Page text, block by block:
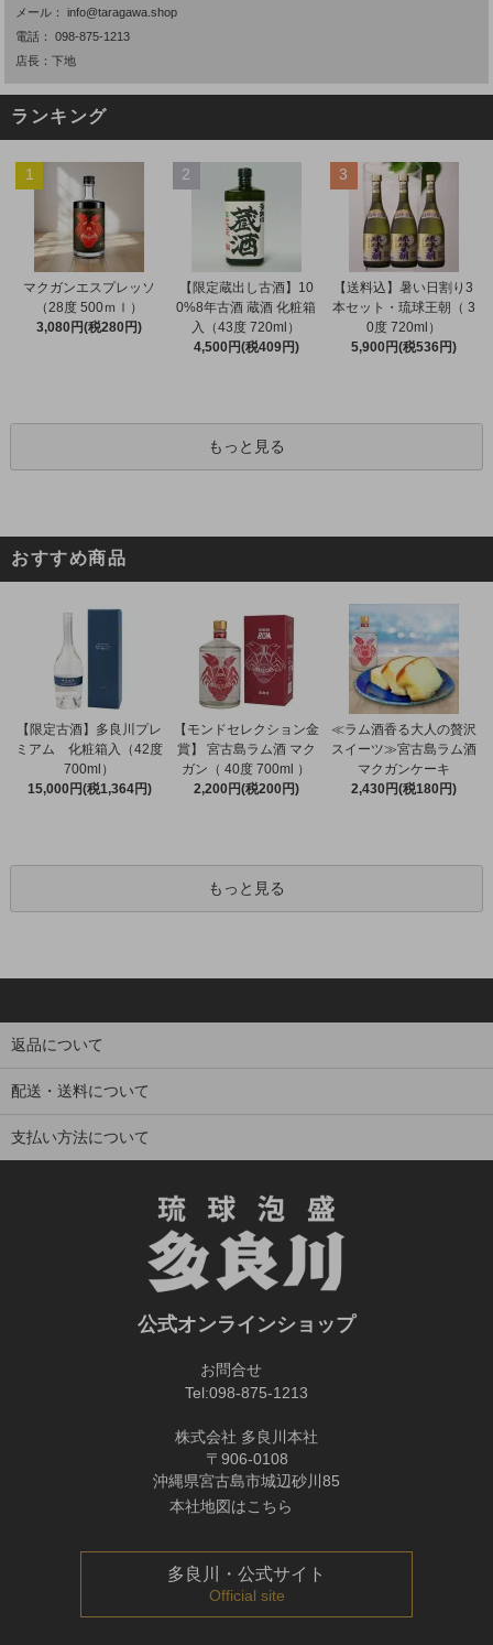
メール：info@taragawa.shop
電話：098-875-1213
店長：下地
ランキング
1
マクガンエスプレッソ
（28度 500ｍｌ）
3,080円(税280円)
2
【限定蔵出し古酒】10
0%8年古酒 蔵酒 化粧箱
入（43度 720ml）
4,500円(税409円)
3
【送料込】暑い日割り3
本セット・琉球王朝（ 3
0度 720ml）
5,900円(税536円)
もっと見る
おすすめ商品
【限定古酒】多良川プレ
ミアム 化粧箱入（42度
700ml）
15,000円(税1,364円)
【モンドセレクション金
賞】 宮古島ラム酒 マク
ガン（ 40度 700ml ）
2,200円(税200円)
≪ラム酒香る大人の贅沢
スイーツ≫宮古島ラム酒
マクガンケーキ
2,430円(税180円)
もっと見る
返品について
配送・送料について
支払い方法について
公式オンラインショップ
お問合せ
Tel:098-875-1213
株式会社 多良川本社
〒906-0108
沖縄県宮古島市城辺砂川85
本社地図はこちら
多良川・公式サイト
Official site